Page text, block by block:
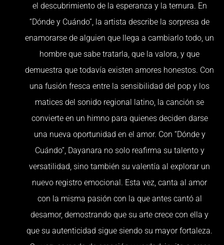
el descubrimiento de la esperanza y la ternura. En
“Dónde y Cuándo”, la artista describe la sorpresa de
enamorarse de alguien que llega a cambiarlo todo, un
hombre que sabe tratarla, que la valora, y que
demuestra que todavía existen amores honestos. Con
una fusión fresca entre la sensibilidad del pop y los
matices del sonido regional latino, la canción se
convierte en un himno para quienes deciden darse
una nueva oportunidad en el amor. Con “Dónde y
Cuándo”, Dayanara no solo reafirma su talento y
versatilidad, sino también su valentía al explorar un
nuevo registro emocional. Esta vez, canta al amor
con la misma pasión con la que antes cantó al
desamor, demostrando que su arte crece con ella y
que su autenticidad sigue siendo su mayor fortaleza.